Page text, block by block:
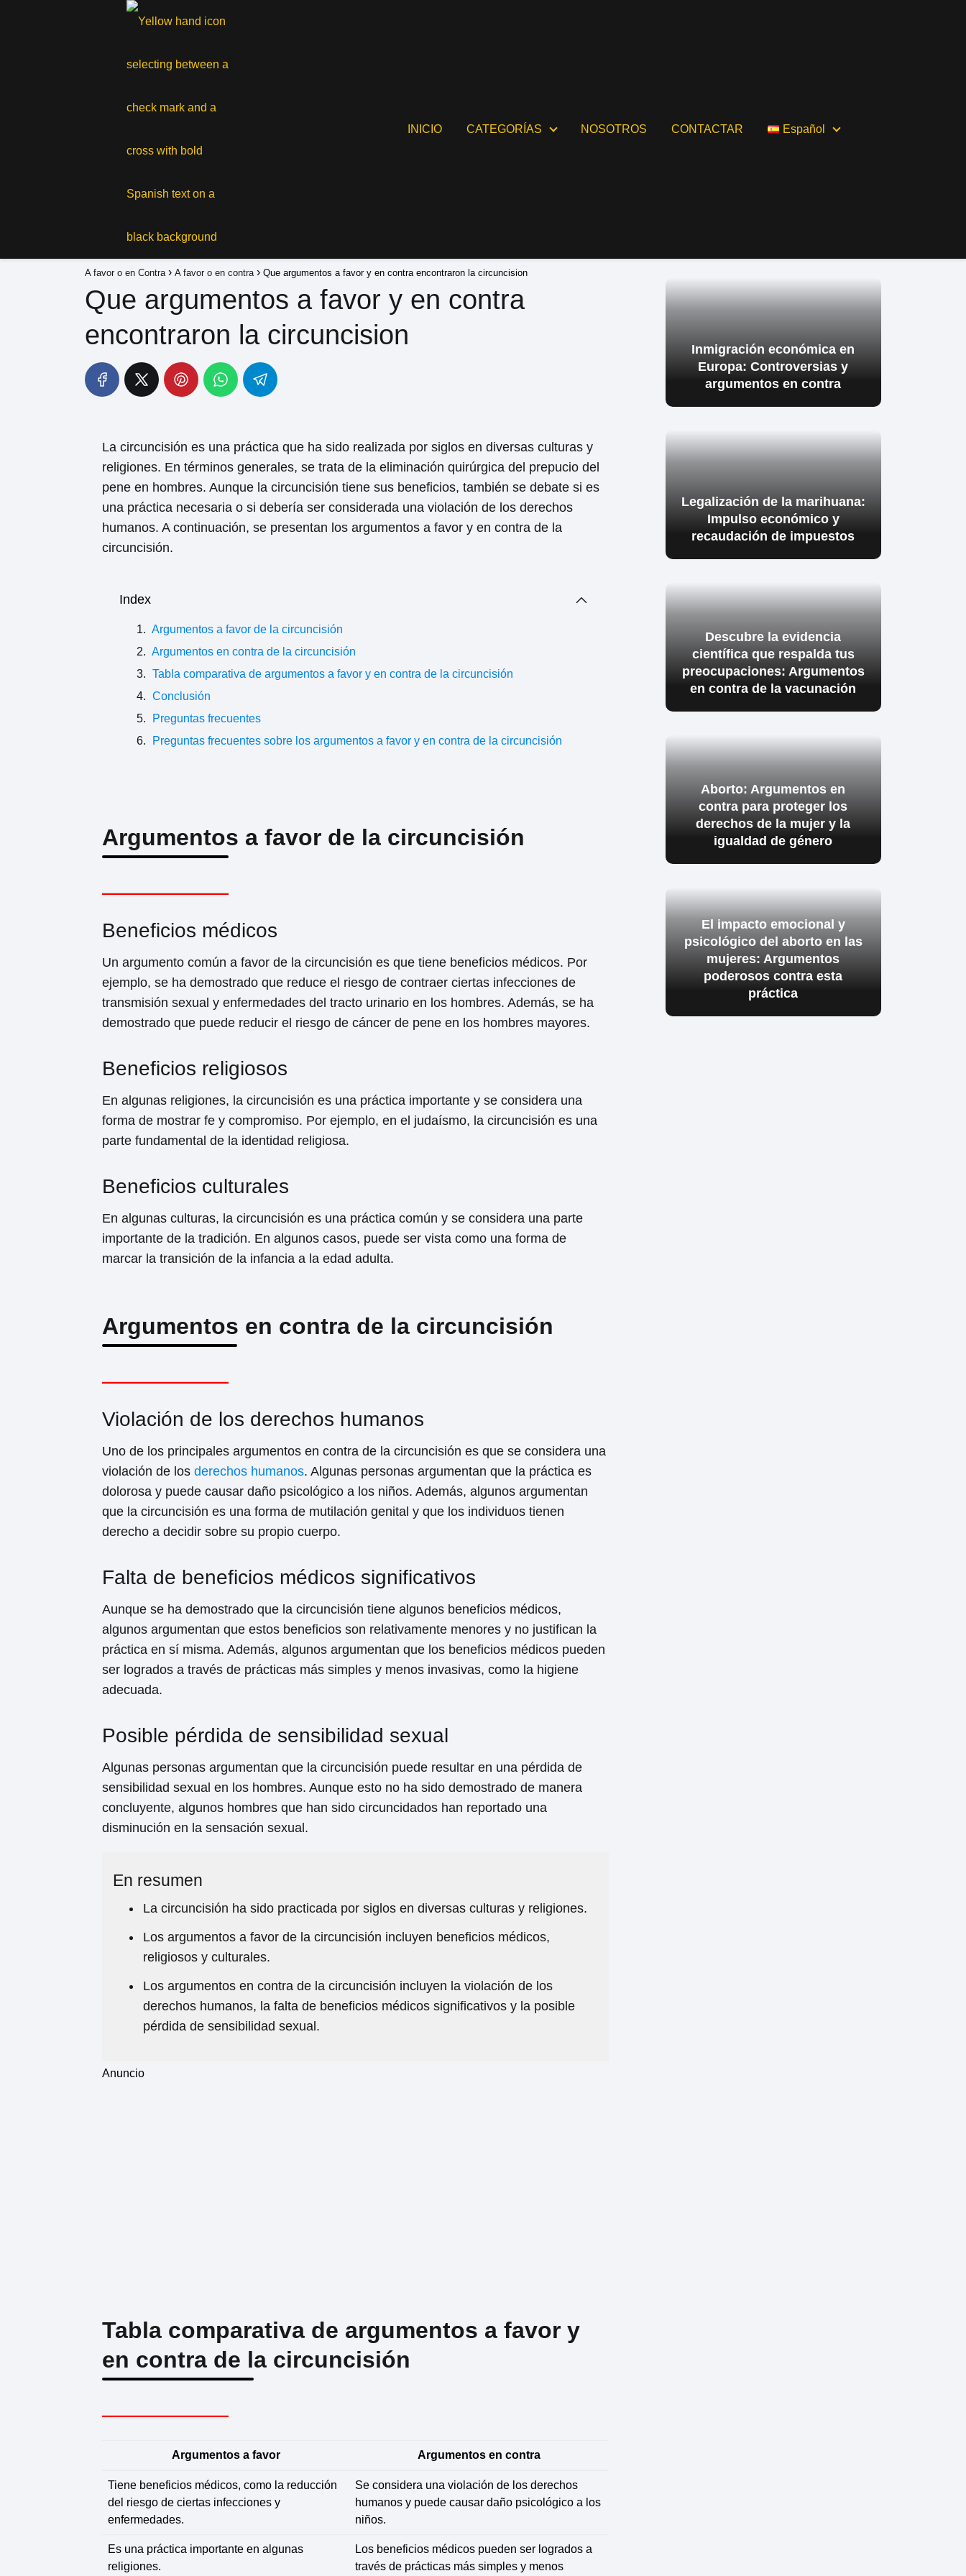
INICIO CATEGORÍAS NOSOTROS CONTACTAR Español
A favor o en Contra A favor o en contra Que argumentos a favor y en contra encontraron la circuncision
Que argumentos a favor y en contra
encontraron la circuncision
La circuncisión es una práctica que ha sido realizada por siglos en diversas culturas y
religiones. En términos generales, se trata de la eliminación quirúrgica del prepucio del
pene en hombres. Aunque la circuncisión tiene sus beneficios, también se debate si es
una práctica necesaria o si debería ser considerada una violación de los derechos
humanos. A continuación, se presentan los argumentos a favor y en contra de la
circuncisión.
Index
Argumentos a favor de la circuncisión
Argumentos en contra de la circuncisión
Tabla comparativa de argumentos a favor y en contra de la circuncisión
Conclusión
Preguntas frecuentes
Preguntas frecuentes sobre los argumentos a favor y en contra de la circuncisión
Argumentos a favor de la circuncisión
Beneficios médicos
Un argumento común a favor de la circuncisión es que tiene beneficios médicos. Por
ejemplo, se ha demostrado que reduce el riesgo de contraer ciertas infecciones de
transmisión sexual y enfermedades del tracto urinario en los hombres. Además, se ha
demostrado que puede reducir el riesgo de cáncer de pene en los hombres mayores.
Beneficios religiosos
En algunas religiones, la circuncisión es una práctica importante y se considera una
forma de mostrar fe y compromiso. Por ejemplo, en el judaísmo, la circuncisión es una
parte fundamental de la identidad religiosa.
Beneficios culturales
En algunas culturas, la circuncisión es una práctica común y se considera una parte
importante de la tradición. En algunos casos, puede ser vista como una forma de
marcar la transición de la infancia a la edad adulta.
Argumentos en contra de la circuncisión
Violación de los derechos humanos
Uno de los principales argumentos en contra de la circuncisión es que se considera una
violación de los derechos humanos. Algunas personas argumentan que la práctica es
dolorosa y puede causar daño psicológico a los niños. Además, algunos argumentan
que la circuncisión es una forma de mutilación genital y que los individuos tienen
derecho a decidir sobre su propio cuerpo.
Falta de beneficios médicos significativos
Aunque se ha demostrado que la circuncisión tiene algunos beneficios médicos,
algunos argumentan que estos beneficios son relativamente menores y no justifican la
práctica en sí misma. Además, algunos argumentan que los beneficios médicos pueden
ser logrados a través de prácticas más simples y menos invasivas, como la higiene
adecuada.
Posible pérdida de sensibilidad sexual
Algunas personas argumentan que la circuncisión puede resultar en una pérdida de
sensibilidad sexual en los hombres. Aunque esto no ha sido demostrado de manera
concluyente, algunos hombres que han sido circuncidados han reportado una
disminución en la sensación sexual.
En resumen
La circuncisión ha sido practicada por siglos en diversas culturas y religiones.
Los argumentos a favor de la circuncisión incluyen beneficios médicos,
religiosos y culturales.
Los argumentos en contra de la circuncisión incluyen la violación de los
derechos humanos, la falta de beneficios médicos significativos y la posible
pérdida de sensibilidad sexual.
Anuncio
Tabla comparativa de argumentos a favor y
en contra de la circuncisión
Argumentos a favor Argumentos en contra
Tiene beneficios médicos, como la reducción
del riesgo de ciertas infecciones y
enfermedades.
Se considera una violación de los derechos
humanos y puede causar daño psicológico a los
niños.
Es una práctica importante en algunas
religiones.
Los beneficios médicos pueden ser logrados a
través de prácticas más simples y menos
Inmigración económica en
Europa: Controversias y
argumentos en contra
Legalización de la marihuana:
Impulso económico y
recaudación de impuestos
Descubre la evidencia
científica que respalda tus
preocupaciones: Argumentos
en contra de la vacunación
Aborto: Argumentos en
contra para proteger los
derechos de la mujer y la
igualdad de género
El impacto emocional y
psicológico del aborto en las
mujeres: Argumentos
poderosos contra esta
práctica
Loading ...